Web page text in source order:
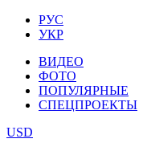
РУС
УКР
ВИДЕО
ФОТО
ПОПУЛЯРНЫЕ
СПЕЦПРОЕКТЫ
USD